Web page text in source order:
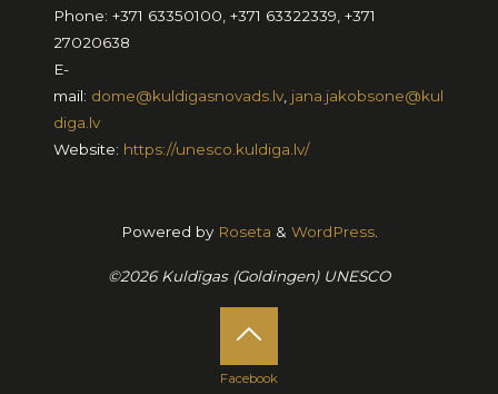
Phone: +371 63350100, +371 63322339, +371
27020638
E-
mail: dome@kuldigasnovads.lv, jana.jakobsone@kul
diga.lv
Website: https://unesco.kuldiga.lv/
Powered byRoseta & WordPress.
©2026 Kuldīgas (Goldingen) UNESCO
Facebook